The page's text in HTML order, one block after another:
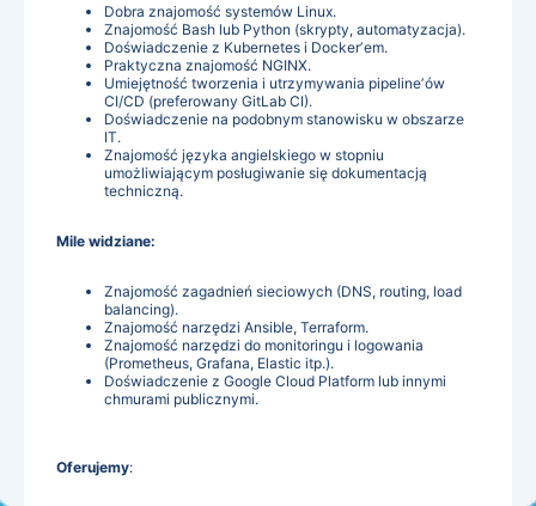
Dobra znajomość systemów Linux.
Znajomość Bash lub Python (skrypty, automatyzacja).
Doświadczenie z Kubernetes i Dockerʼem.
Praktyczna znajomość NGINX.
Umiejętność tworzenia i utrzymywania pipelineʼów
CI/CD (preferowany GitLab CI).
Doświadczenie na podobnym stanowisku w obszarze
IT.
Znajomość języka angielskiego w stopniu
umożliwiającym posługiwanie się dokumentacją
techniczną.
Mile widziane:
Znajomość zagadnień sieciowych (DNS, routing, load
balancing).
Znajomość narzędzi Ansible, Terraform.
Znajomość narzędzi do monitoringu i logowania
(Prometheus, Grafana, Elastic itp.).
Doświadczenie z Google Cloud Platform lub innymi
chmurami publicznymi.
Oferujemy: